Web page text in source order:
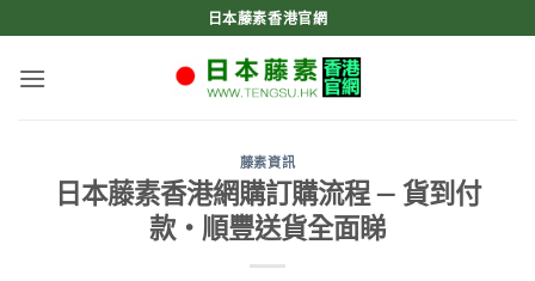
to
content
日本藤素香港官網
藤素資訊
日本藤素香港網購訂購流程 — 貨到付
款・順豐送貨全面睇